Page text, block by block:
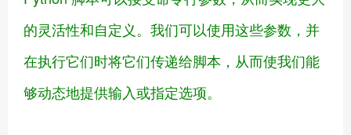
的灵活性和自定义。我们可以使用这些参数，并
在执行它们时将它们传递给脚本，从而使我们能
够动态地提供输入或指定选项。